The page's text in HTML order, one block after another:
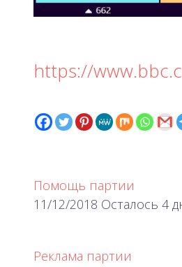
https://
Помощь партии
11/12/2018 Осталось 4
Реклама партии